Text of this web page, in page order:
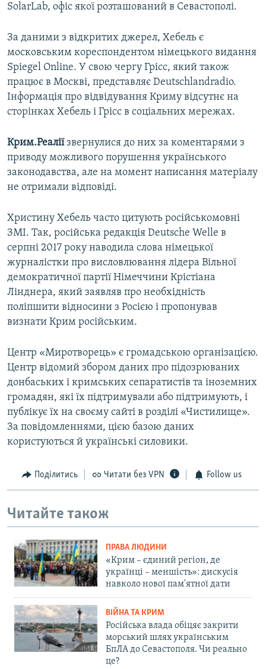
SolarLab, офіс якої розташований в Севастополі.
За даними з відкритих джерел, Хебель є
московським кореспондентом німецького видання
Spiegel Online. У свою чергу Грісс, який також
працює в Москві, представляє Deutschlandradio.
Інформація про відвідування Криму відсутнє на
сторінках Хебель і Грісс в соціальних мережах.
Крим.Реаліїзвернулися до них за коментарями з
приводу можливого порушення українського
законодавства, але на момент написання матеріалу
не отримали відповіді.
Христину Хебель часто цитують російськомовні
ЗМІ. Так, російська редакція Deutsche Welle в
серпні 2017 року наводила слова німецької
журналістки про висловлювання лідера Вільної
демократичної партії Німеччини Крістіана
Лінднера, який заявляв про необхідність
поліпшити відносини з Росією і пропонував
визнати Крим російським.
Центр «Миротворець» є громадською організацією.
Центр відомий збором даних про підозрюваних
донбаських і кримських сепаратистів та іноземних
громадян, які їх підтримували або підтримують, і
публікує їх на своєму сайті в розділі «Чистилище».
За повідомленнями, цією базою даних
користуються й українські силовики.
Поділитись Читати без VPN Follow us
Читайте також
ПРАВА ЛЮДИНИ
«Крим – єдиний регіон, де
українці – меншість»: дискусія
навколо нової пам'ятної дати
ВІЙНА ТА КРИМ
Російська влада обіцяє закрити
морський шлях українським
БпЛА до Севастополя. Чи реально
це?